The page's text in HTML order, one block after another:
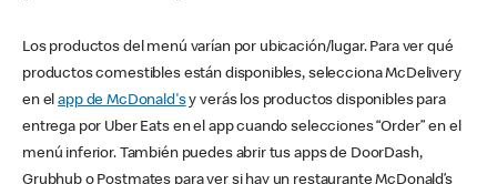
Los productos del menú varían por ubicación/lugar. Para ver qué
productos comestibles están disponibles, selecciona McDelivery
en elapp de McDonald'sy verás los productos disponibles para
entrega por Uber Eats en el app cuando selecciones “Order” en el
menú inferior. También puedes abrir tus apps de DoorDash,
Grubhub o Postmates para ver si hay un restaurante McDonald’s